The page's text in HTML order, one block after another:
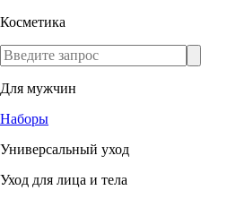
Косметика
Для мужчин
Наборы
Универсальный уход
Уход для лица и тела